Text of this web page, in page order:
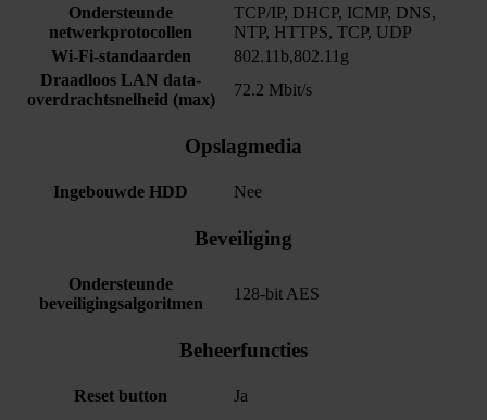
Ondersteunde
netwerkprotocollen
TCP/IP, DHCP, ICMP, DNS,
NTP, HTTPS, TCP, UDP
Wi-Fi-standaarden
802.11b,802.11g
Draadloos LAN data-
overdrachtsnelheid (max)
72.2 Mbit/s
Opslagmedia
Ingebouwde HDD Nee
Beveiliging
Ondersteunde
beveiligingsalgoritmen
128-bit AES
Beheerfuncties
Reset button Ja